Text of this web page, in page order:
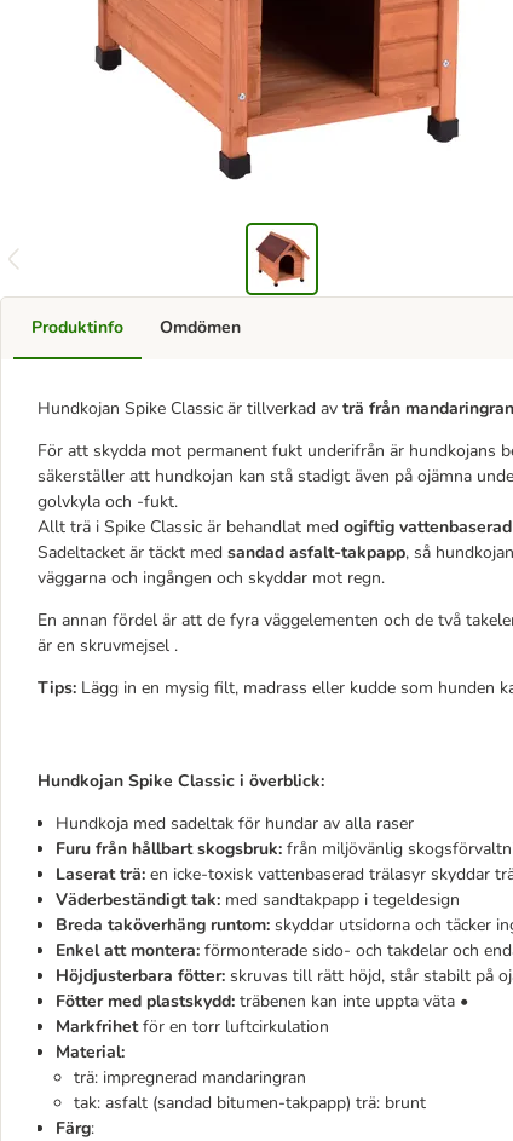
Produktinfo
Hundkojan Spike Classic är tillverkad av trä från mandaringran
För att skydda mot permanent fukt underifrån är hundkojans
säkerställer att hundkojan kan stå stadigt även på ojämna
golvkyla och -fukt.
Allt trä i Spike Classic är behandlat med ogiftig
Sadeltacket är täckt med sandad asfalt-takpapp, så
väggarna och ingången och skyddar mot regn.
En annan fördel är att de fyra väggelementen och de två
är en skruvmejsel .
Tips: Lägg in en mysig filt, madrass eller kudde som hunden
Hundkojan Spike Classic i överblick:
Hundkoja med sadeltak för hundar av alla raser
Furu från hållbart skogsbruk: från miljövänlig
Laserat trä: en icke-toxisk vattenbaserad trälasyr skyddar
Väderbeständigt tak: med sandtakpapp i tegeldesign
Breda taköverhäng runtom: skyddar utsidorna och täcker
Enkel att montera: förmonterade sido- och takdelar och
Höjdjusterbara fötter: skruvas till rätt höjd, står stabilt på
Fötter med plastskydd: träbenen kan inte uppta väta •
Markfrihetför en torr luftcirkulation
Material:
trä: impregnerad mandaringran
tak: asfalt (sandad bitumen-takpapp) trä: brunt
Färg:
Omdömen